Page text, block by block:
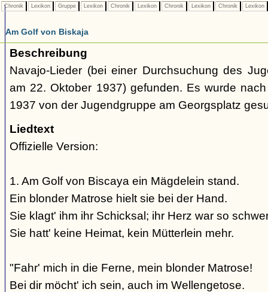
Chronik Lexikon Gruppe Lexikon Chronik Lexikon Chronik Lexikon Chronik Lexikon
Am Golf von Biskaja
Beschreibung
Navajo-Lieder (bei einer Durchsuchung des
am 22. Oktober 1937) gefunden. Es wurde
1937 von der Jugendgruppe am Georgsplatz
Liedtext
Offizielle Version:
1. Am Golf von Biscaya ein Mägdelein stand.
Ein blonder Matrose hielt sie bei der Hand.
Sie klagt' ihm ihr Schicksal; ihr Herz war so
Sie hatt' keine Heimat, kein Mütterlein mehr.
"Fahr' mich in die Ferne, mein blonder Matrose!
Bei dir möcht' ich sein, auch im Wellengetose.